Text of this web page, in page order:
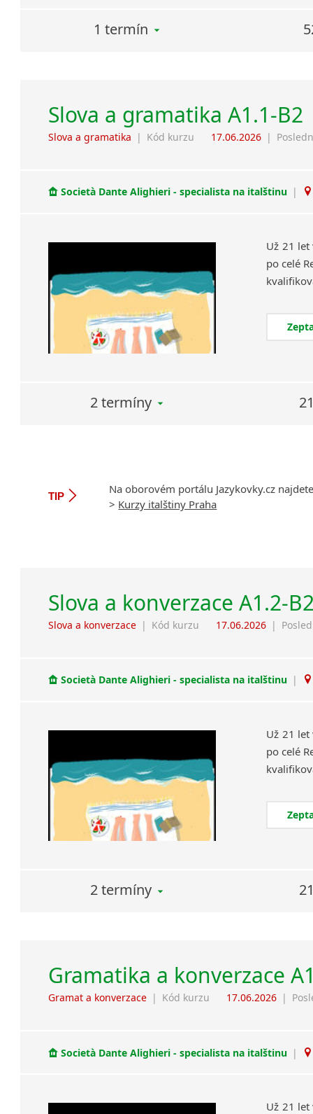
1 termín
Slova a gramatika A1.1-B2
Slova a gramatika | Kód kurzu 17.06.2026 |
Società Dante Alighieri - specialista na italštinu |
Už 21 let
po celé
2 termíny
TIP
Na oborovém portálu Jazykovky.cz
> Kurzy italštiny Praha
Slova a konverzace A1.2-
Slova a konverzace | Kód kurzu 17.06.2026 |
Società Dante Alighieri - specialista na italštinu |
Už 21 let
po celé
2 termíny
Gramatika a konverzace
Gramat a konverzace | Kód kurzu 17.06.2026 |
Società Dante Alighieri - specialista na italštinu |
Už 21 let